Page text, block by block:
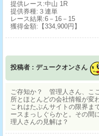
提供レース:中山 1R
提供券種:３連単
レース結果:6－16－15
獲得金額:【334,900円】
投稿者 : デュークオンさん
ご存知か？ 管理人さん、こ
所とほとんどの会社情報が変
これはたぶんサイトの限界ま
ースまっしぐらかと。その間
理人さんの見解は？